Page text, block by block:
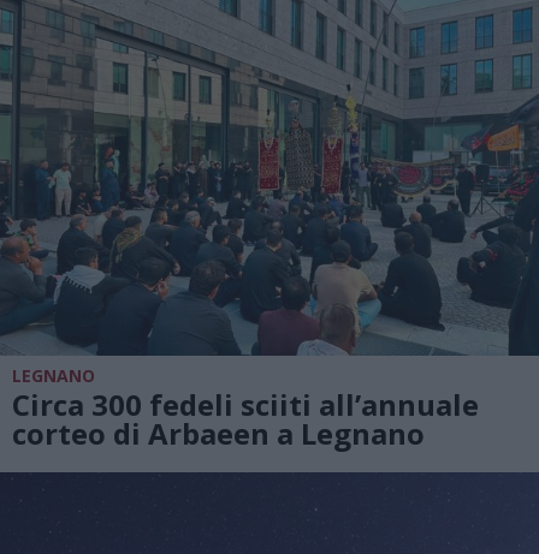
LEGNANO
Circa 300 fedeli sciiti all’annuale
corteo di Arbaeen a Legnano